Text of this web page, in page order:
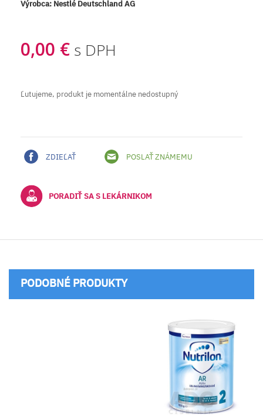
Výrobca: Nestlé Deutschland AG
0,00 € s DPH
Ľutujeme, produkt je momentálne nedostupný
ZDIEĽAŤ POSLAŤ ZNÁMEMU
PORADIŤ SA S LEKÁRNIKOM
PODOBNÉ PRODUKTY